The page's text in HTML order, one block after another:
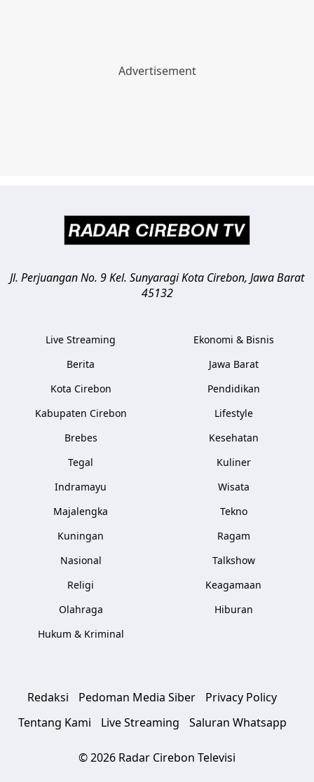
Jl. Perjuangan No. 9 Kel. SunyaragiKota Cirebon, Jawa Barat
45132
Live Streaming
Berita
Kota Cirebon
Kabupaten Cirebon
Brebes
Tegal
Indramayu
Majalengka
Kuningan
Nasional
Religi
Olahraga
Hukum & Kriminal
Ekonomi & Bisnis
Jawa Barat
Pendidikan
Lifestyle
Kesehatan
Kuliner
Wisata
Tekno
Ragam
Talkshow
Keagamaan
Hiburan
Redaksi Pedoman Media Siber
Privacy Policy
Tentang Kami
Live Streaming Saluran Whatsapp
© 2026 Radar Cirebon Televisi